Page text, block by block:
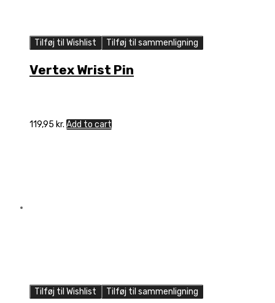
Tilføj til Wishlist Tilføj til sammenligning
Vertex Wrist Pin
119,95 kr. Add to cart
Tilføj til Wishlist Tilføj til sammenligning